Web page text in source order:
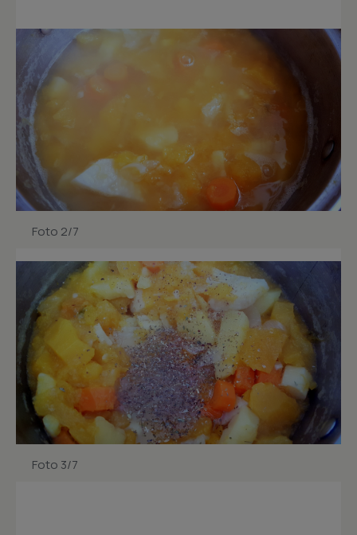
Foto 2/7
Foto 3/7